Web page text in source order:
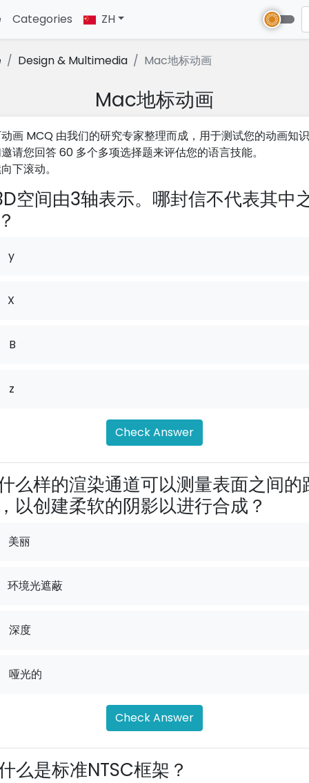
(current)
Categories ZH
Design & Multimedia Mac地标动画
Mac地标动画
画 MCQ 由我们的研究专家整理而成，用于测试您的动画知
请您回答 60 多个多项选择题来评估您的语言技能。
下滚动。
空间由3轴表示。哪封信不代表其中
y
X
B
z
Check Answer
么样的渲染通道可以测量表面之间的
以创建柔软的阴影以进行合成？
美丽
环境光遮蔽
深度
哑光的
Check Answer
么是标准NTSC框架？